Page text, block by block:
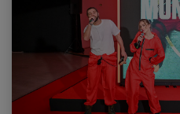
Приватни
Поддршка